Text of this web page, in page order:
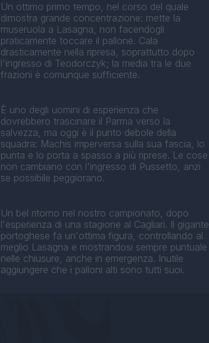
Un ottimo primo tempo, nel corso del quale
dimostra grande concentrazione: mette la
museruola a Lasagna, non facendogli
praticamente toccare il pallone. Cala
drasticamente nella ripresa, soprattutto dopo
l'ingresso di Teodorczyk; la media tra le due
frazioni è comunque sufficiente.
È uno degli uomini di esperienza che
dovrebbero trascinare il Parma verso la
salvezza, ma oggi è il punto debole della
squadra: Machis imperversa sulla sua fascia, lo
punta e lo porta a spasso a più riprese. Le cose
non cambiano con l'ingresso di Pussetto, anzi
se possibile peggiorano.
Un bel ritorno nel nostro campionato, dopo
l'esperienza di una stagione al Cagliari. Il gigante
portoghese fa un'ottima figura, controllando al
meglio Lasagna e mostrandosi sempre puntuale
nelle chiusure, anche in emergenza. Inutile
aggiungere che i palloni alti sono tutti suoi.